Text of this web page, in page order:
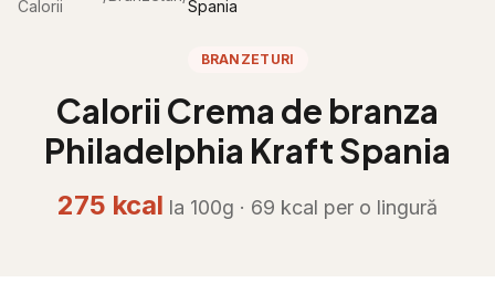
Calorii
Spania
BRANZETURI
Calorii Crema de branza
Philadelphia Kraft Spania
275 kcal la 100g · 69 kcal per o lingură